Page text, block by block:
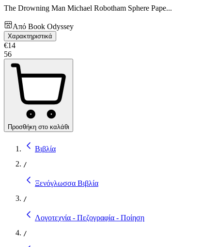
The Drowning Man Michael Robotham Sphere Pape...
Από Book Odyssey
Χαρακτηριστικά
€14
56
Προσθήκη στο καλάθι
Βιβλία
/
Ξενόγλωσσα Βιβλία
/
Λογοτεχνία - Πεζογραφία - Ποίηση
/